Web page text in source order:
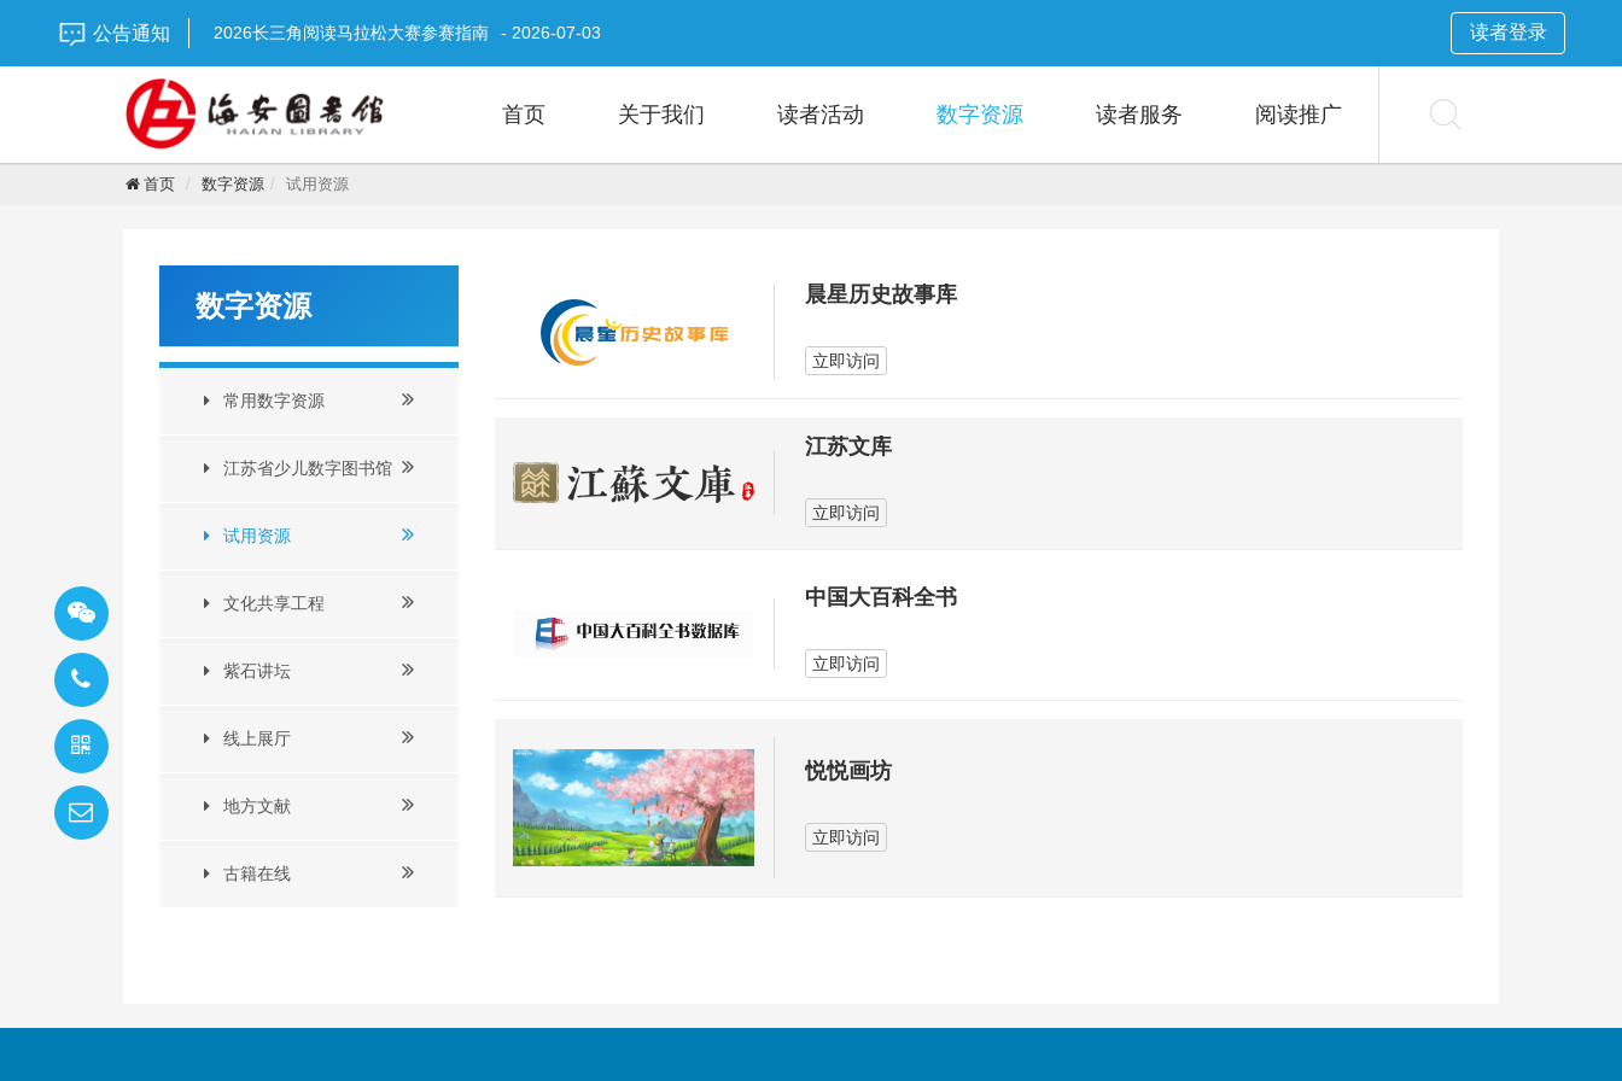
公告通知
2026长三角阅读马拉松大赛参赛指南
- 2026-07-03
【延时开放】图书馆“超长待机”陪你过盛夏！更有精彩活动等你来打卡！
- 2026-06-28
【通知】2026年海安市图书馆暑期志愿者招募
【通知】海安市图书馆端午节期间开放安排
- 2026-06-17
2026国际档案日宣传
读者登录
首页 关于我们 读者活动 数字资源 读者服务 阅读推广
首页 数字资源 试用资源
数字资源
常用数字资源
江苏省少儿数字图书馆
试用资源
文化共享工程
紫石讲坛
线上展厅
地方文献
古籍在线
晨星历史故事库
立即访问
江苏文库
立即访问
中国大百科全书
立即访问
悦悦画坊
立即访问